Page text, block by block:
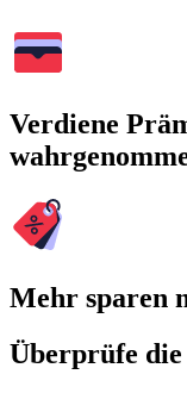
Verdiene
Mehr sparen
Überprüfe die